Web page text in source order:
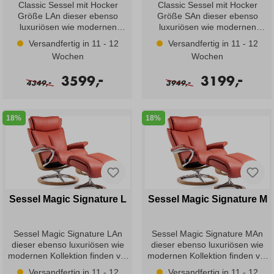
Classic Sessel mit Hocker
Größe LAn dieser ebenso
luxuriösen wie modernen
Kollektion finden vor allem
Menschen mit klassischem
Stilempfinden Gefallen. Magic
Rundungen, gepolsterten
Ihrer Bewegungen und passt
sich ihr an. Er lässt sich um
360° drehen und verfügt über
das patentierte Gleitsystem, das
Stressless Bequemsessel zu
den comfortabelsten der Welt
macht. Angebot bestehend aus
: Sessel mit Hocker Magic L
Classic
Versandfertig in 11 - 12
Wochen
4349,
- 3599,
-
Classic Sessel mit Hocker
Größe SAn dieser ebenso
luxuriösen wie modernen
Kollektion finden vor allem
Menschen mit klassischem
Stilempfinden Gefallen. Magic
Rundungen, gepolsterten
Ihrer Bewegungen und passt
sich ihr an. Er lässt sich um
360° drehen und verfügt über
das patentierte Gleitsystem, das
Stressless Bequemsessel zu
den comfortabelsten der Welt
macht. Angebot bestehend aus
: Sessel mit Hocker Magic S
Classic
Versandfertig in 11 - 12
Wochen
3949,
- 3199,
-
18%
Sessel Magic Signature L
Sessel Magic Signature LAn
dieser ebenso luxuriösen wie
modernen Kollektion finden vor
allem Menschen mit
18%
Sessel Magic Signature M
Sessel Magic Signature MAn
dieser ebenso luxuriösen wie
modernen Kollektion finden vor
allem Menschen mit